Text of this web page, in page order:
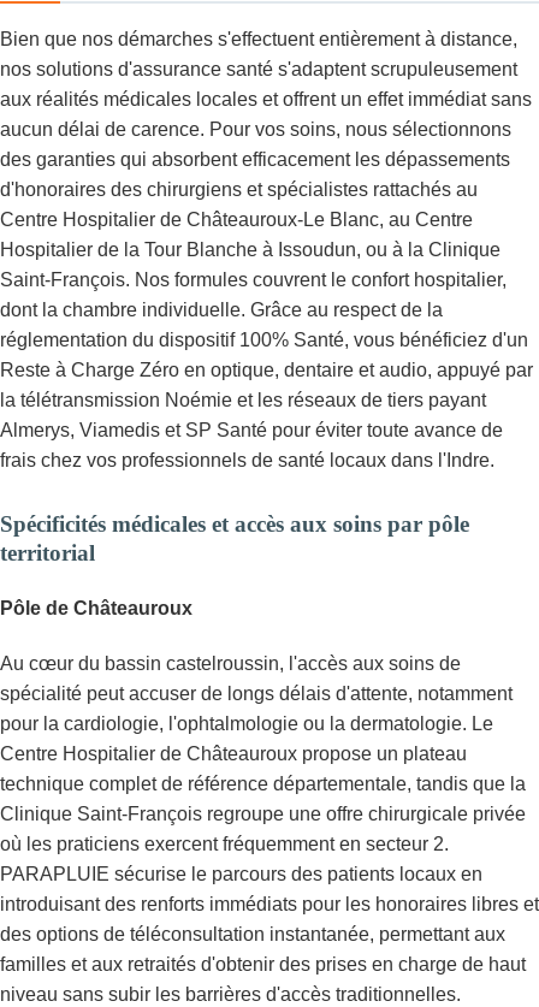
Bien que nos démarches s'effectuent entièrement à distance,
nos solutions d'assurance santé s'adaptent scrupuleusement
aux réalités médicales locales et offrent un effet immédiat sans
aucun délai de carence. Pour vos soins, nous sélectionnons
des garanties qui absorbent efficacement les dépassements
d'honoraires des chirurgiens et spécialistes rattachés au
Centre Hospitalier de Châteauroux-Le Blanc, au Centre
Hospitalier de la Tour Blanche à Issoudun, ou à la Clinique
Saint-François. Nos formules couvrent le confort hospitalier,
dont la chambre individuelle. Grâce au respect de la
réglementation du dispositif 100% Santé, vous bénéficiez d'un
Reste à Charge Zéro en optique, dentaire et audio, appuyé par
la télétransmission Noémie et les réseaux de tiers payant
Almerys, Viamedis et SP Santé pour éviter toute avance de
frais chez vos professionnels de santé locaux dans l'Indre.
Spécificités médicales et accès aux soins par pôle
territorial
Pôle de Châteauroux
Au cœur du bassin castelroussin, l'accès aux soins de
spécialité peut accuser de longs délais d'attente, notamment
pour la cardiologie, l'ophtalmologie ou la dermatologie. Le
Centre Hospitalier de Châteauroux propose un plateau
technique complet de référence départementale, tandis que la
Clinique Saint-François regroupe une offre chirurgicale privée
où les praticiens exercent fréquemment en secteur 2.
PARAPLUIE sécurise le parcours des patients locaux en
introduisant des renforts immédiats pour les honoraires libres et
des options de téléconsultation instantanée, permettant aux
familles et aux retraités d'obtenir des prises en charge de haut
niveau sans subir les barrières d'accès traditionnelles.